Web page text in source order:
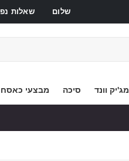
שלום שאלות
מג'יק וונד סיכה מבצעי כאסח